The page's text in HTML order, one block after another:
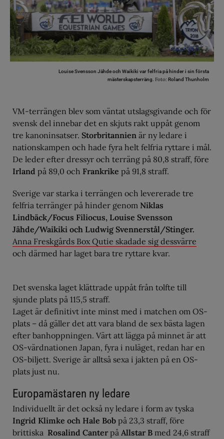
Louise Svensson Jähde och Waikiki var felfria på hinder i sin första
mästerskapsterräng. Foto: Roland Thunholm
VM-terrängen blev som väntat utslagsgivande och för
svensk del innebar det en skjuts rakt uppåt genom
tre kanoninsatser. Storbritannien är ny ledare i
nationskampen och hade fyra helt felfria ryttare i mål.
De leder efter dressyr och terräng på 80,8 straff, före
Irland på 89,0 och Frankrike på 91,8 straff.
Sverige var starka i terrängen och levererade tre
felfria terränger på hinder genom Niklas
Lindbäck/Focus Filiocus, Louise Svensson
Jähde/Waikiki och Ludwig Svennerstål/Stinger.
Anna Freskgårds Box Qutie skadade sig dessvärre
och därmed har laget bara tre ryttare kvar.
Det svenska laget klättrade uppåt från tolfte till
sjunde plats på 115,5 straff.
Laget är definitivt inte minst med i matchen om OS-
plats – då gäller det att vara bland de sex bästa lagen
efter banhoppningen. Värt att lägga på minnet är att
OS-värdnationen Japan, fyra i nuläget, redan har en
OS-biljett. Sverige är alltså sexa i jakten på en OS-
plats just nu.
Europamästaren ny ledare
Individuellt är det också ny ledare i form av tyska
Ingrid Klimke och Hale Bob på 23,3 straff, före
brittiska Rosalind Canter på Allstar B med 24,6 straff